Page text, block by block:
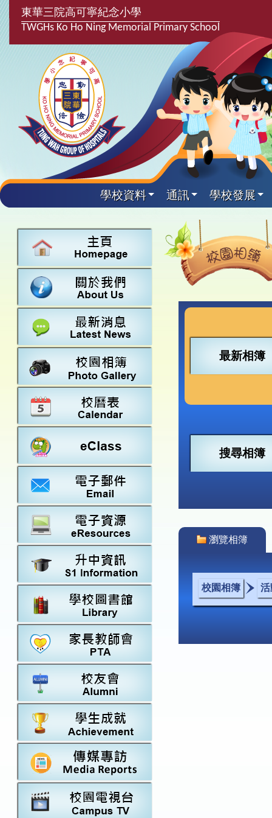
東華三院高可寧紀念小學
TWGHs Ko Ho Ning Memorial Primary School
學校資料 通訊 學校發展
關於
學校資料
校長的話
行政架構
學校設施
學校
最新消息
學校發
計劃,報告及
主要
中文
英文
常識
學生
學生支援組
言語能力提
興趣及
課後興趣班
校隊活動
學生得
25-26得獎
24-25得獎
22-23得獎
20-21得獎
校園
校園相簿
校園電台
學校附
家長教師會
校友會